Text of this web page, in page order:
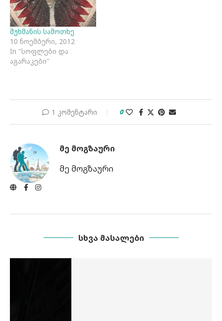
შუხმანის სამოთხე
10 ნოემბერი, 2012
In "სოფლები და
აგარაკები"
1 კომენტარი 0
ᲛᲔ ᲛᲝᲒᲖᲐᲣᲠᲘ
მე მოგზაური
ᲡᲮᲕᲐ ᲛᲐᲡᲐᲚᲔᲑᲘ